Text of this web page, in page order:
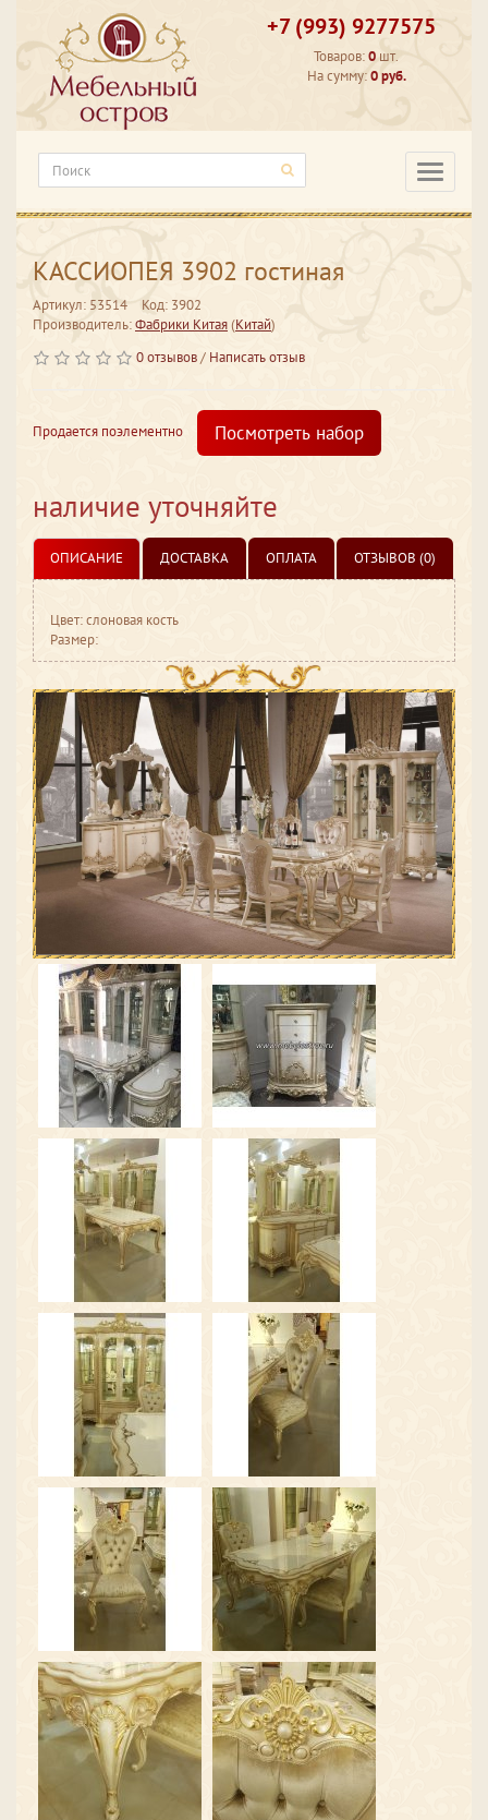
+7 (993) 9277575
Товаров:0 шт.
На сумму:0 руб.
КАССИОПЕЯ 3902 гостиная
Артикул: 53514
Код: 3902
Производитель:Фабрики Китая(Китай)
0 отзывов/ Написать отзыв
Продается поэлементно Посмотреть набор
наличие уточняйте
ОПИСАНИЕ ДОСТАВКА ОПЛАТА ОТЗЫВОВ (0)
Цвет: слоновая кость
Размер: